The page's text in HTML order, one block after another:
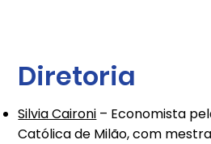
Diretoria
Silvia Caironi – Economista
Católica de Milão, com